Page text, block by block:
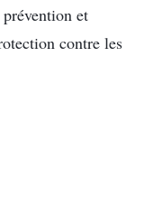
et
contre les